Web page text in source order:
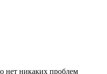
нет никаких проблем